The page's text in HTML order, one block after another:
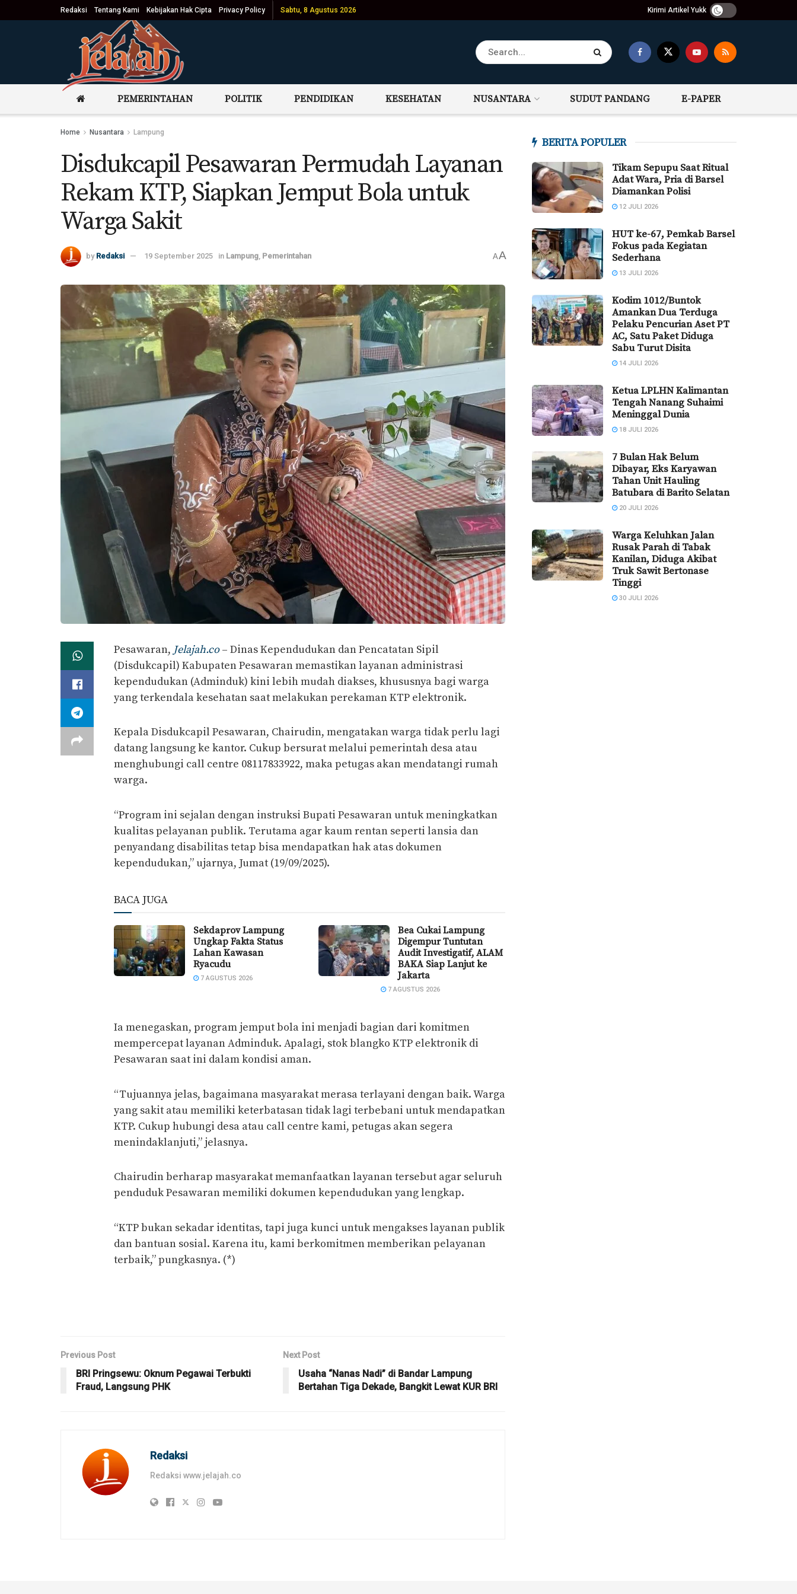
Redaksi Tentang Kami Kebijakan Hak Cipta Privacy Policy Sabtu, 8 Agustus 2026 Kirimi Artikel Yukk
PEMERINTAHAN POLITIK PENDIDIKAN KESEHATAN NUSANTARA SUDUT PANDANG E-PAPER
Home Nusantara Lampung
Disdukcapil Pesawaran Permudah Layanan
Rekam KTP, Siapkan Jemput Bola untuk
Warga Sakit
by Redaksi 19 September 2025 in Lampung Pemerintahan AA
Pesawaran, Jelajah.co– Dinas Kependudukan dan Pencatatan Sipil
(Disdukcapil) Kabupaten Pesawaran memastikan layanan administrasi
kependudukan (Adminduk) kini lebih mudah diakses, khususnya bagi warga
yang terkendala kesehatan saat melakukan perekaman KTP elektronik.
Kepala Disdukcapil Pesawaran, Chairudin, mengatakan warga tidak perlu lagi
datang langsung ke kantor. Cukup bersurat melalui pemerintah desa atau
menghubungi call centre 08117833922, maka petugas akan mendatangi rumah
warga.
“Program ini sejalan dengan instruksi Bupati Pesawaran untuk meningkatkan
kualitas pelayanan publik. Terutama agar kaum rentan seperti lansia dan
penyandang disabilitas tetap bisa mendapatkan hak atas dokumen
kependudukan,” ujarnya, Jumat (19/09/2025).
BACA JUGA
Sekdaprov Lampung
Ungkap Fakta Status
Lahan Kawasan
Ryacudu
7 AGUSTUS 2026
Bea Cukai Lampung
Digempur Tuntutan
Audit Investigatif, ALAM
BAKA Siap Lanjut ke
Jakarta
7 AGUSTUS 2026
Ia menegaskan, program jemput bola ini menjadi bagian dari komitmen
mempercepat layanan Adminduk. Apalagi, stok blangko KTP elektronik di
Pesawaran saat ini dalam kondisi aman.
“Tujuannya jelas, bagaimana masyarakat merasa terlayani dengan baik. Warga
yang sakit atau memiliki keterbatasan tidak lagi terbebani untuk mendapatkan
KTP. Cukup hubungi desa atau call centre kami, petugas akan segera
menindaklanjuti,” jelasnya.
Chairudin berharap masyarakat memanfaatkan layanan tersebut agar seluruh
penduduk Pesawaran memiliki dokumen kependudukan yang lengkap.
“KTP bukan sekadar identitas, tapi juga kunci untuk mengakses layanan publik
dan bantuan sosial. Karena itu, kami berkomitmen memberikan pelayanan
terbaik,” pungkasnya. (*)
Previous Post
BRI Pringsewu: Oknum Pegawai Terbukti
Fraud, Langsung PHK
Next Post
Usaha “Nanas Nadi” di Bandar Lampung
Bertahan Tiga Dekade, Bangkit Lewat KUR BRI
Redaksi
Redaksi www.jelajah.co
BERITA POPULER
Tikam Sepupu Saat Ritual
Adat Wara, Pria di Barsel
Diamankan Polisi
12 JULI 2026
HUT ke-67, Pemkab Barsel
Fokus pada Kegiatan
Sederhana
13 JULI 2026
Kodim 1012/Buntok
Amankan Dua Terduga
Pelaku Pencurian Aset PT
AC, Satu Paket Diduga
Sabu Turut Disita
14 JULI 2026
Ketua LPLHN Kalimantan
Tengah Nanang Suhaimi
Meninggal Dunia
18 JULI 2026
7 Bulan Hak Belum
Dibayar, Eks Karyawan
Tahan Unit Hauling
Batubara di Barito Selatan
20 JULI 2026
Warga Keluhkan Jalan
Rusak Parah di Tabak
Kanilan, Diduga Akibat
Truk Sawit Bertonase
Tinggi
30 JULI 2026